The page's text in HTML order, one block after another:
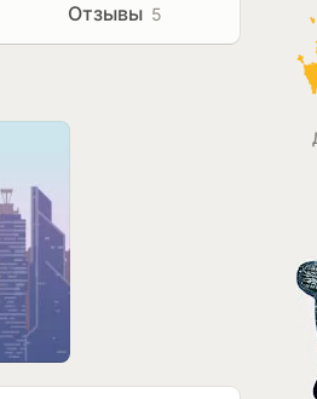
Отзывы 5